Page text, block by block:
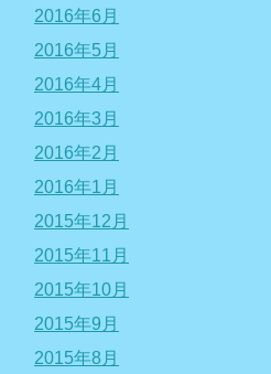
2016年6月
2016年5月
2016年4月
2016年3月
2016年2月
2016年1月
2015年12月
2015年11月
2015年10月
2015年9月
2015年8月